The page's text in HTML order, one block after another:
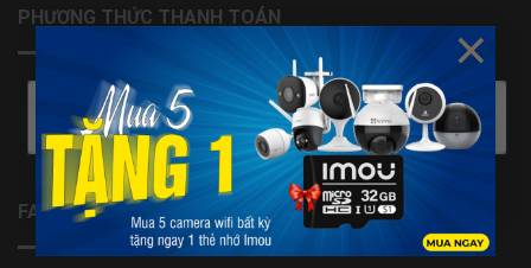
×
PHƯƠNG THỨC THANH TOÁN
FANPAGE